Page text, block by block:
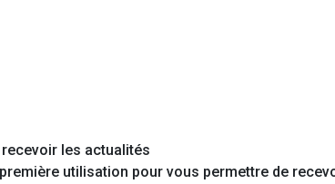
les actualités
utilisation pour vous permettre de